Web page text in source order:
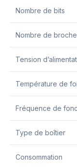
Nombre de bits
Nombre de
Tension
Température de
Fréquence de
Type de boîtier
Consommation